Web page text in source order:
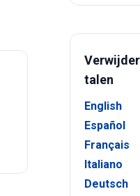
talen
English
Español
Français
Italiano
Deutsch